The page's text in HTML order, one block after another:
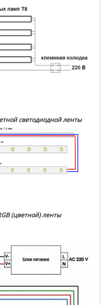
светодиодной ленты
(цветной) ленты